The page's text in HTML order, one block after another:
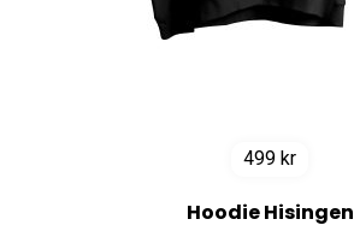
499 kr
Hoodie Hisingen